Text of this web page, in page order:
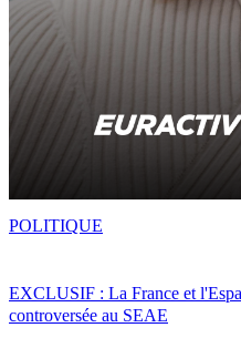
EXCLUSIF : La France et
controversée au SEAE
POLITIQUE